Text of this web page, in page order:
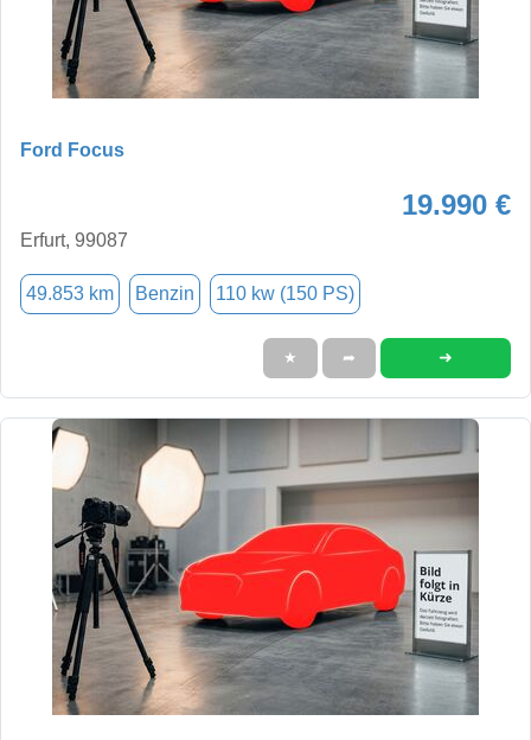
Ford Focus
19.990 €
Erfurt, 99087
49.853 km Benzin 110 kw (150 PS)
★ ➦ ➜